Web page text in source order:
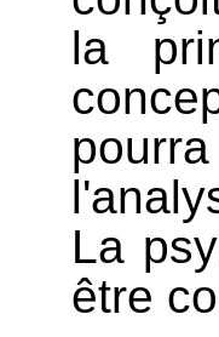
la
La
être